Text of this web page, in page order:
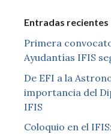
Entradas recientes
Primera
Ayudantías IFIS
De EFI a la
importancia del
IFIS
Coloquio en el